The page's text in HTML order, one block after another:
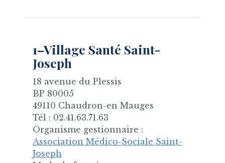
1–Village Santé Saint-
Joseph
18 avenue du Plessis
BP 80005
49110 Chaudron-en Mauges
Tél : 02.41.63.71.63
Organisme gestionnaire :
Association Médico-Sociale Saint-
Joseph